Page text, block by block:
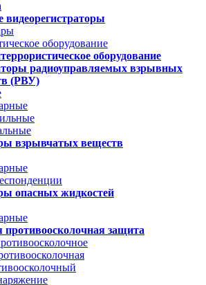
оборудование
оборудование
радиоуправляемых взрывных
(РВУ)
взрывчатых веществ
опасных жидкостей
защита